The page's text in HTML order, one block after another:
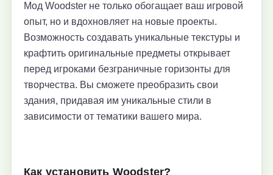
Мод Woodster не только обогащает ваш игровой
опыт, но и вдохновляет на новые проекты.
Возможность создавать уникальные текстуры и
крафтить оригинальные предметы открывает
перед игроками безграничные горизонты для
творчества. Вы сможете преобразить свои
здания, придавая им уникальные стили в
зависимости от тематики вашего мира.
Как установить Woodster?